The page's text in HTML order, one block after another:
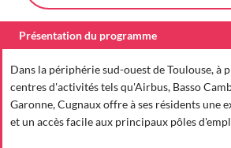
Présentation du programme
Dans la périphérie sud-ouest de Toulouse, à
centres d'activités tels qu'Airbus, Basso
Garonne, Cugnaux offre à ses résidents une
et un accès facile aux principaux pôles